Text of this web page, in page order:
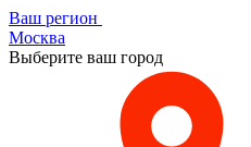
Ваш регион
Москва
Выберите ваш город